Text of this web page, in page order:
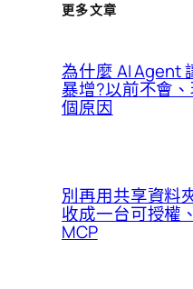
更多文章
為什麼 AI Agent
暴增?以前不會
個原因
別再用共享資料
收成一台可授權
MCP